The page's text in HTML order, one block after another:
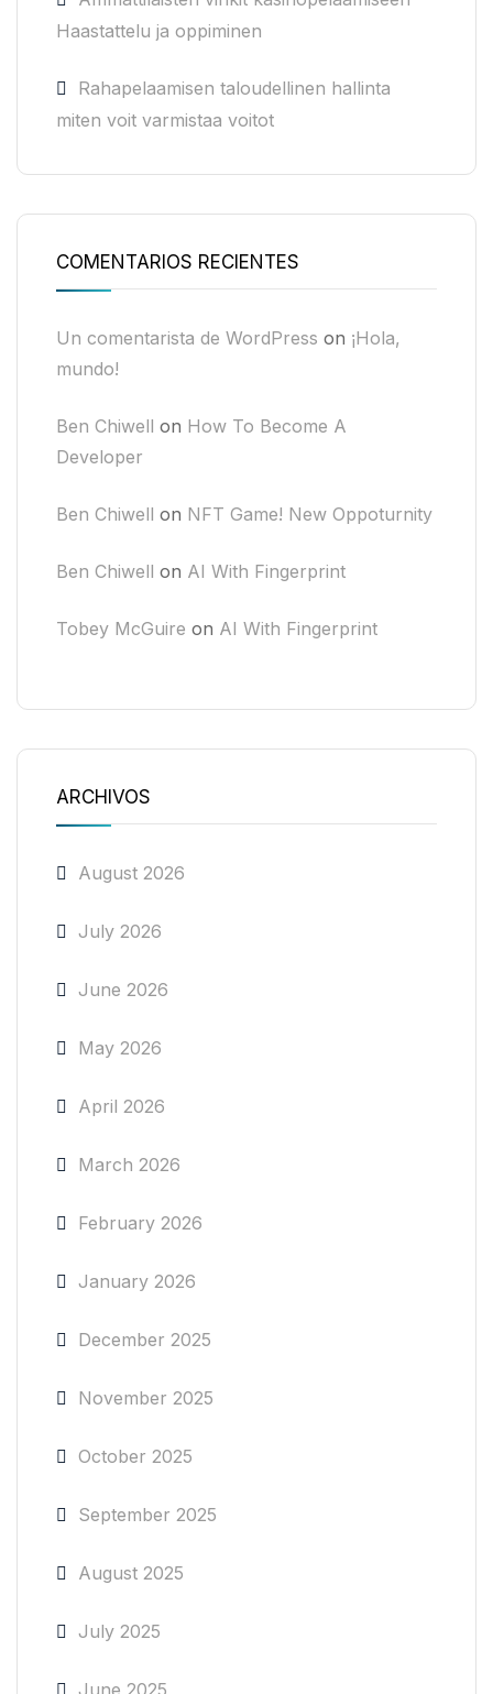
Haastattelu ja oppiminen
Rahapelaamisen taloudellinen hallinta
miten voit varmistaa voitot
COMENTARIOS RECIENTES
Un comentarista de WordPress on ¡Hola,
mundo!
Ben Chiwell on How To Become A
Developer
Ben Chiwell on NFT Game! New Oppoturnity
Ben Chiwell on AI With Fingerprint
Tobey McGuire on AI With Fingerprint
ARCHIVOS
August 2026
July 2026
June 2026
May 2026
April 2026
March 2026
February 2026
January 2026
December 2025
November 2025
October 2025
September 2025
August 2025
July 2025
June 2025